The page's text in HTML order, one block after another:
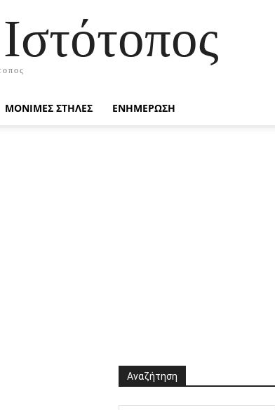
ΜΟΝΙΜΕΣ ΣΤΗΛΕΣ ΕΝΗΜΕΡΩΣΗ
Αναζήτηση